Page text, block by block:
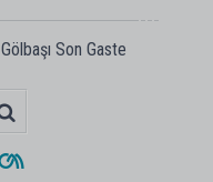
Gölbaşı Son Gaste